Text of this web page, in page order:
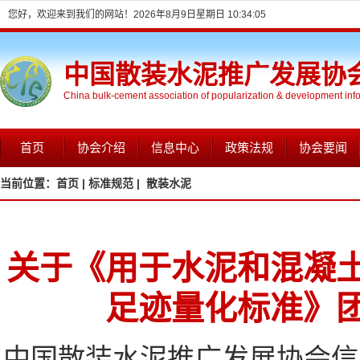
您好，欢迎来到我们的网站！ 2026年8月9日星期日 10:34:06
中国散装水泥推广发展协
China bulk-cement association of popularization & development
首页 协会介绍 信息中心 政策法规 协会要闻
当前位置： 首页 | 标准规范 | 散装水泥
关于《用于水泥和混凝
足迹量化标准》